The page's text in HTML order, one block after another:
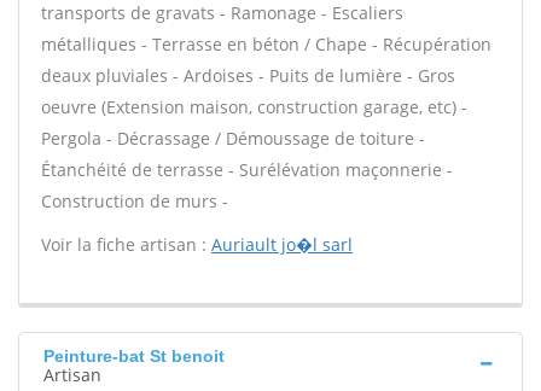
transports de gravats - Ramonage - Escaliers
métalliques - Terrasse en béton / Chape - Récupération
deaux pluviales - Ardoises - Puits de lumière - Gros
oeuvre (Extension maison, construction garage, etc) -
Pergola - Décrassage / Démoussage de toiture -
Étanchéité de terrasse - Surélévation maçonnerie -
Construction de murs -
Voir la fiche artisan : Auriault jo�l sarl
Peinture-bat St benoit
Artisan